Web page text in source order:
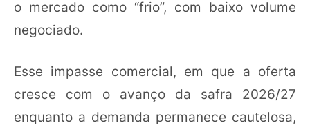
o mercado como “frio”, com baixo volume
negociado.
Esse impasse comercial, em que a oferta
cresce com o avanço da safra 2026/27
enquanto a demanda permanece cautelosa,